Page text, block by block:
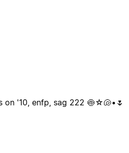
on '10, enfp, sag 222 🍥☆🐚•🌷